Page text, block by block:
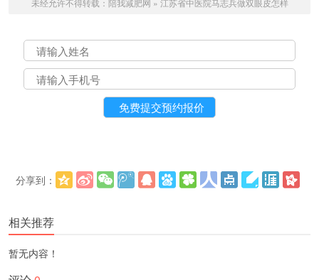
未经允许不得转载： 陪我减肥网 » 江苏省中医院马志兵做双眼皮怎样
分享到：
相关推荐
暂无内容！